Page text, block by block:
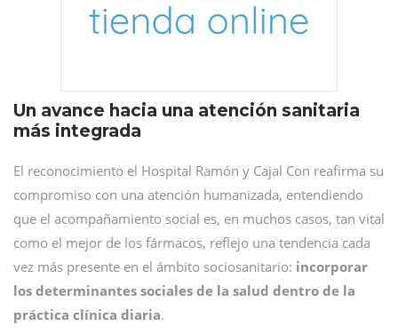
Un avance hacia una atención sanitaria
más integrada
El reconocimiento el Hospital Ramón y Cajal Con reafirma su
compromiso con una atención humanizada, entendiendo
que el acompañamiento social es, en muchos casos, tan vital
como el mejor de los fármacos, reflejo una tendencia cada
vez más presente en el ámbito sociosanitario: incorporar
los determinantes sociales de la salud dentro de la
práctica clínica diaria.